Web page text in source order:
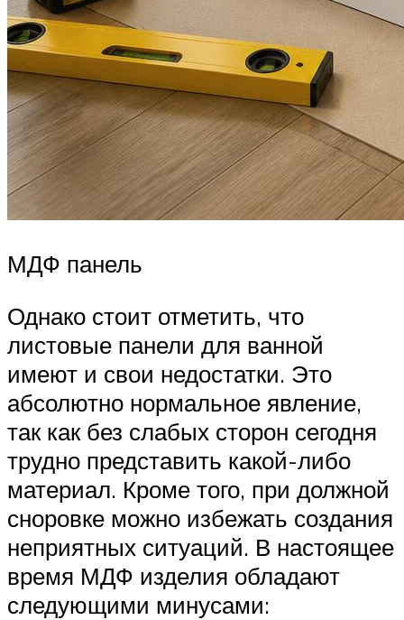
МДФ панель
Однако стоит отметить, что
листовые панели для ванной
имеют и свои недостатки. Это
абсолютно нормальное явление,
так как без слабых сторон сегодня
трудно представить какой-либо
материал. Кроме того, при должной
сноровке можно избежать создания
неприятных ситуаций. В настоящее
время МДФ изделия обладают
следующими минусами: